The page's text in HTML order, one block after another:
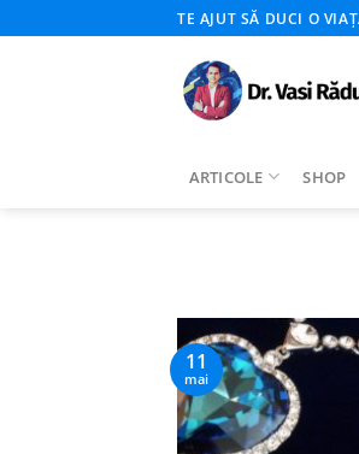
to
TE AJUT SĂ DUCI O
ARTICOLE SHOP
11
mai